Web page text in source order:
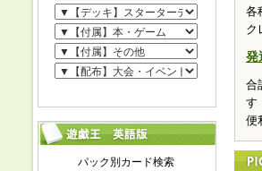
各
ク
発
合
す
便